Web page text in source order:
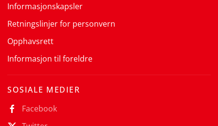
Informasjonskapsler
Retningslinjer for personvern
Opphavsrett
Informasjon til foreldre
SOSIALE MEDIER
Facebook